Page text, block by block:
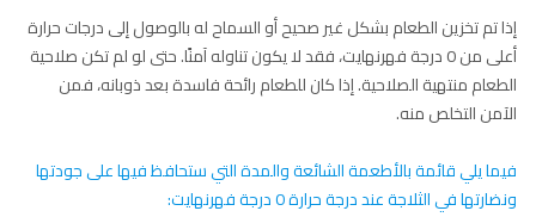
إذا تم تخزين الطعام بشكل غير صحيح أو السماح له بالوصول إلى درجات حرارة
أعلى من 0 درجة فهرنهايت، فقد لا يكون تناوله آمنًا. حتى لو لم تكن صلاحية
الطعام منتهية الصلاحية. إذا كان للطعام رائحة فاسدة بعد ذوبانه، فمن
الآمن التخلص منه.
فيما يلي قائمة بالأطعمة الشائعة والمدة التي ستحافظ فيها على جودتها
ونضارتها في الثلاجة عند درجة حرارة 0 درجة فهرنهايت: